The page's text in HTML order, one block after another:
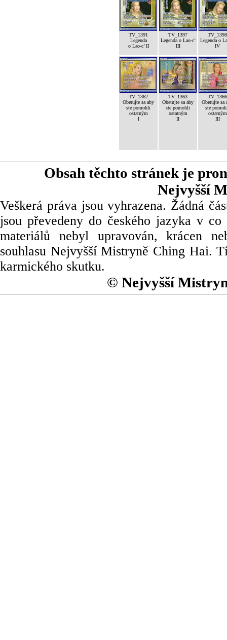
TV_1391
Legenda
o Lao-c’ II
TV_1397
Legenda o Lao-c’
III
TV_1398
Legenda o
IV
TV_1362
Obetujte sa aby
ste pomohli
ostatným
I
TV_1363
Obetujte sa aby
ste pomohli
ostatným
II
TV_1366
Obetujte sa
ste
ostatným
III
Obsah těchto stránek je
Nejvyšší
Veškerá práva jsou vyhrazena. Žádná
jsou převedeny do českého jazyka v
materiálů nebyl upravován, krácen
souhlasu Nejvyšší Mistryně Ching Hai.
karmického skutku.
© Nejvyšší